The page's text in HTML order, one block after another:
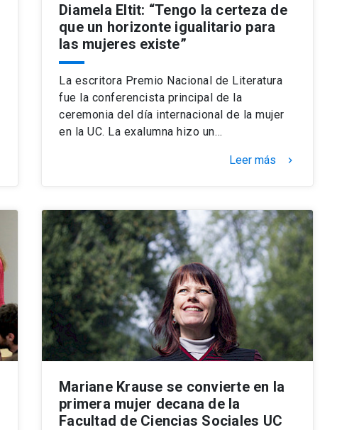
Diamela Eltit: “Tengo la certeza de
que un horizonte igualitario para
las mujeres existe”
La escritora Premio Nacional de Literatura
fue la conferencista principal de la
ceremonia del día internacional de la mujer
en la UC. La exalumna hizo un…
Leer más keyboard_arrow_right
Mariane Krause se convierte en la
primera mujer decana de la
Facultad de Ciencias Sociales UC